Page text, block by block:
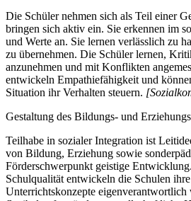
Die Schüler nehmen sich als Teil einer
bringen sich aktiv ein. Sie erkennen im
und Werte an. Sie lernen verlässlich zu
zu übernehmen. Die Schüler lernen,
anzunehmen und mit Konflikten
entwickeln Empathiefähigkeit und
Situation ihr Verhalten steuern.
Gestaltung des Bildungs- und
Teilhabe in sozialer Integration ist
von Bildung, Erziehung sowie
Förderschwerpunkt geistige
Schulqualität entwickeln die Schulen
Unterrichtskonzepte eigenverantwortlich